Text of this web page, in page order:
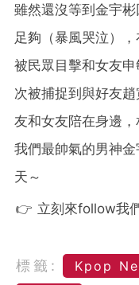
雖然還沒等到金宇
足夠（暴風哭泣）
被民眾目擊和女友
次被捕捉到與好友
友和女友陪在身邊
我們最帥氣的男神
天～
👉 立刻來follow我
標籤: Kpop